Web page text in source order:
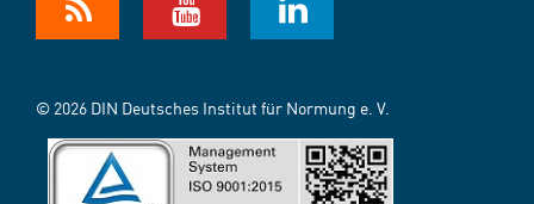
© 2026 DIN Deutsches Institut für Normung e. V.